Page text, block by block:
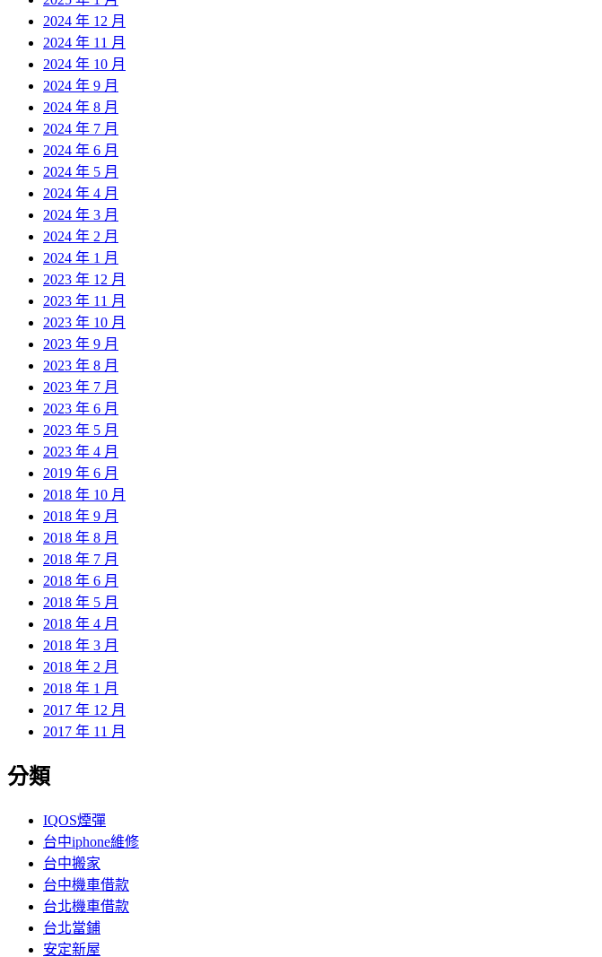
2024 年 12 月
2024 年 11 月
2024 年 10 月
2024 年 9 月
2024 年 8 月
2024 年 7 月
2024 年 6 月
2024 年 5 月
2024 年 4 月
2024 年 3 月
2024 年 2 月
2024 年 1 月
2023 年 12 月
2023 年 11 月
2023 年 10 月
2023 年 9 月
2023 年 8 月
2023 年 7 月
2023 年 6 月
2023 年 5 月
2023 年 4 月
2019 年 6 月
2018 年 10 月
2018 年 9 月
2018 年 8 月
2018 年 7 月
2018 年 6 月
2018 年 5 月
2018 年 4 月
2018 年 3 月
2018 年 2 月
2018 年 1 月
2017 年 12 月
2017 年 11 月
分類
IQOS煙彈
台中iphone維修
台中搬家
台中機車借款
台北機車借款
台北當鋪
安定新屋